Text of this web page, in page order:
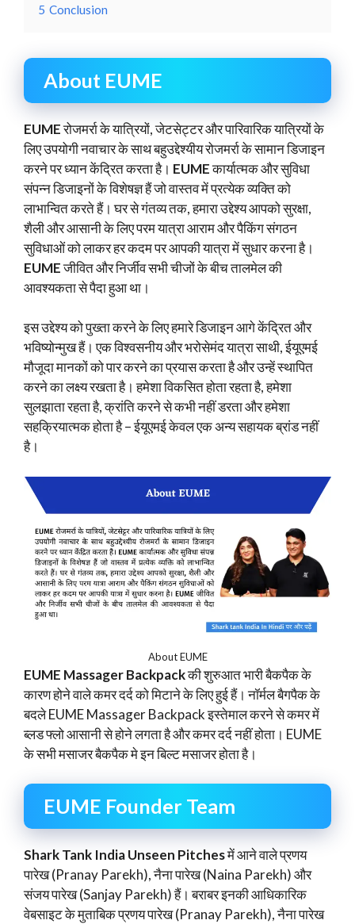
5 Conclusion
About EUME
EUMEरोजमर्रा के यात्रियों, जेटसेट्टर और पारिवारिक यात्रियों के
लिए उपयोगी नवाचार के साथ बहुउद्देश्यीय रोजमर्रा के सामान डिजाइन
करने पर ध्यान केंद्रित करता है। EUMEकार्यात्मक और सुविधा
संपन्न डिजाइनों के विशेषज्ञ हैं जो वास्तव में प्रत्येक व्यक्ति को
लाभान्वित करते हैं। घर से गंतव्य तक, हमारा उद्देश्य आपको सुरक्षा,
शैली और आसानी के लिए परम यात्रा आराम और पैकिंग संगठन
सुविधाओं को लाकर हर कदम पर आपकी यात्रा में सुधार करना है।
EUMEजीवित और निर्जीव सभी चीजों के बीच तालमेल की
आवश्यकता से पैदा हुआ था।
इस उद्देश्य को पुख्ता करने के लिए हमारे डिजाइन आगे केंद्रित और
भविष्योन्मुख हैं। एक विश्वसनीय और भरोसेमंद यात्रा साथी, ईयूएमई
मौजूदा मानकों को पार करने का प्रयास करता है और उन्हें स्थापित
करने का लक्ष्य रखता है। हमेशा विकसित होता रहता है, हमेशा
सुलझाता रहता है, क्रांति करने से कभी नहीं डरता और हमेशा
सहक्रियात्मक होता है – ईयूएमई केवल एक अन्य सहायक ब्रांड नहीं
है।
About EUME
EUME Massager Backpackकी शुरुआत भारी बैकपैक के
कारण होने वाले कमर दर्द को मिटाने के लिए हुई हैं। नॉर्मल बैगपैक के
बदले EUME Massager Backpack इस्तेमाल करने से कमर में
ब्लड फ्लो आसानी से होने लगता है और कमर दर्द नहीं होता। EUME
के सभी मसाजर बैकपैक मे इन बिल्ट मसाजर होता है।
EUME Founder Team
Shark Tank India Unseen Pitchesमें आने वाले प्रणय
पारेख (Pranay Parekh), नैना पारेख (Naina Parekh) और
संजय पारेख (Sanjay Parekh) हैं। बराबर इनकी आधिकारिक
वेबसाइट के मुताबिक प्रणय पारेख (Pranay Parekh), नैना पारेख